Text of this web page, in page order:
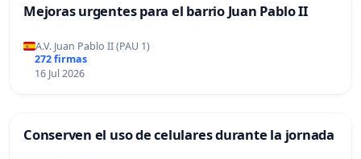
Mejoras urgentes para el barrio Juan Pablo II
A.V. Juan Pablo II (PAU 1)
272 firmas
16 Jul 2026
Conserven el uso de celulares durante la jornada